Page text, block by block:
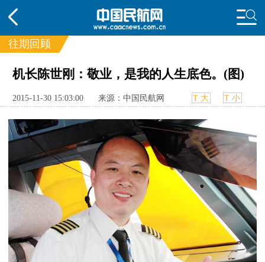
频道
头条 要闻 国内 国际
行业
动态
直播 航图 智库
频
往期回顾
机长陈世刚：敬业，是我的人生底色。(图)
2015-11-30 15:03:00 来源：中国民航网 T 大 T 小